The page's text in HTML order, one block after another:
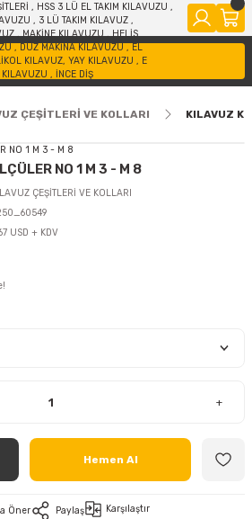
ÇEŞİTLERİ VE KOLLARI KILAVUZ
NO 1 M 3 - M 8
ÇEŞİTLERİ VE KOLLARI
USD + KDV
+
Hemen Al
Öner Paylaş Karşılaştır